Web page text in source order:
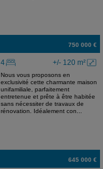
750 000 €
+/- 120 m²
4
Nous vous proposons en
exclusivité cette charmante maison
unifamiliale, parfaitement
entretenue et prête à être habitée
sans nécessiter de travaux de
rénovation. Idéalement con...
645 000 €